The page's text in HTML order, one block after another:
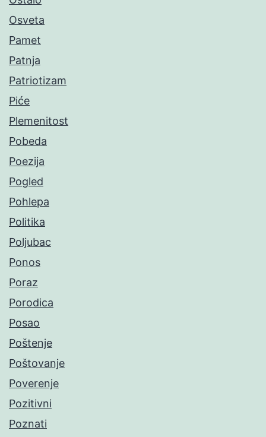
Osveta
Pamet
Patnja
Patriotizam
Piće
Plemenitost
Pobeda
Poezija
Pogled
Pohlepa
Politika
Poljubac
Ponos
Poraz
Porodica
Posao
Poštenje
Poštovanje
Poverenje
Pozitivni
Poznati